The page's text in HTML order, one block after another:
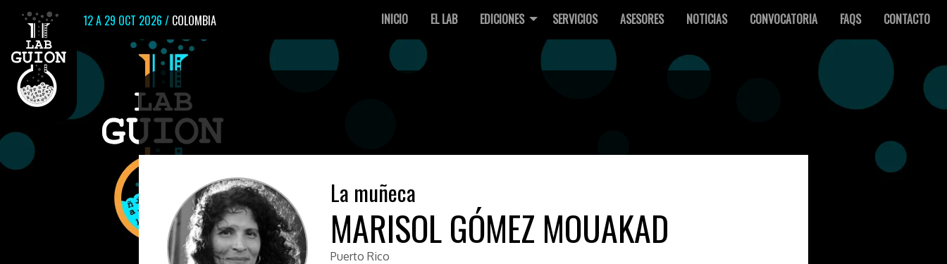
12 A 29 OCT 2026 / COLOMBIA INICIO EL LAB EDICIONES SERVICIOS ASESORES NOTICIAS CONVOCATORIA FAQS CONTACTO
La muñeca
MARISOL GÓMEZ MOUAKAD
Puerto Rico